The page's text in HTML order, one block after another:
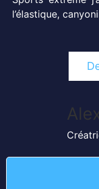
l’élastique,